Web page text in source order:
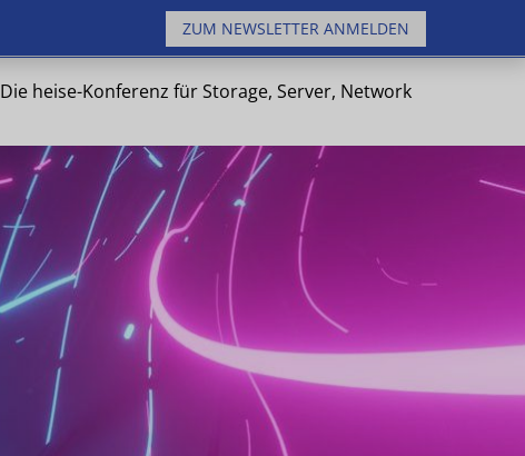
ZUM NEWSLETTER ANMELDEN
Die heise-Konferenz für Storage, Server, Network